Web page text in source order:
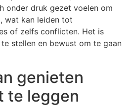
onder druk gezet voelen om
wat kan leiden tot
of zelfs conflicten. Het is
stellen en bewust om te gaan
genieten
te leggen